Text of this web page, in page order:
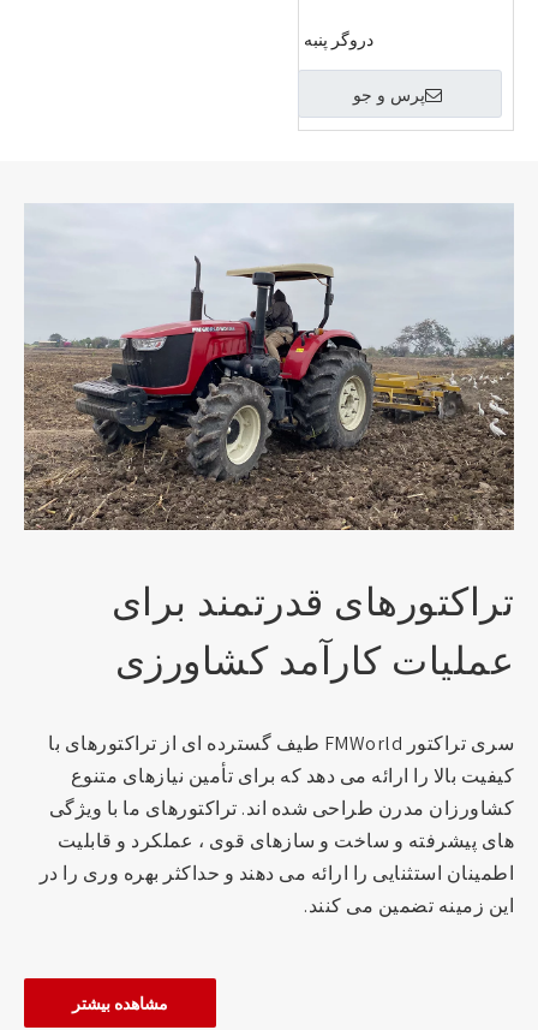
دروگر پنبه
پرس و جو
تراکتورهای قدرتمند برای
عملیات کارآمد کشاورزی
سری تراکتور FMWorld طیف گسترده ای از تراکتورهای با
کیفیت بالا را ارائه می دهد که برای تأمین نیازهای متنوع
کشاورزان مدرن طراحی شده اند. تراکتورهای ما با ویژگی
های پیشرفته و ساخت و سازهای قوی ، عملکرد و قابلیت
اطمینان استثنایی را ارائه می دهند و حداکثر بهره وری را در
این زمینه تضمین می کنند.
مشاهده بیشتر